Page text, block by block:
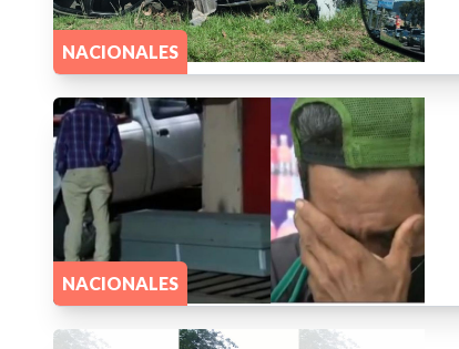
NACIONALES
NACIONALES